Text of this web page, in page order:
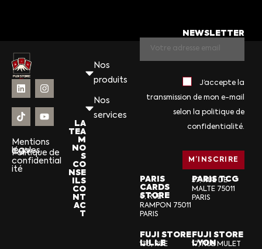
Mentions
légales
CGV
Politique de
confidential
ité
Nos
produits
Nos
services
LA
TEA
M
NO
S
CO
NSE
ILS
CO
NT
AC
T
NEWSLETTER
J’accepte la
transmission de mon e-mail
selon la politique de
confidentialité.
PARIS
CARDS
STORE
6, RUE
RAMPON 75011
PARIS
PARIS TCG
57, RUE DE
MALTE 75011
PARIS
FUJI STORE
LILLE
136, RUE
FUJI STORE
LYON
17, RUE MULET